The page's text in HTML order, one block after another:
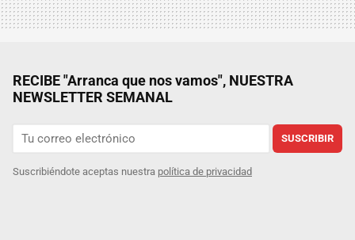
RECIBE "Arranca que nos vamos", NUESTRA
NEWSLETTER SEMANAL
SUSCRIBIR
Suscribiéndote aceptas nuestra política de privacidad